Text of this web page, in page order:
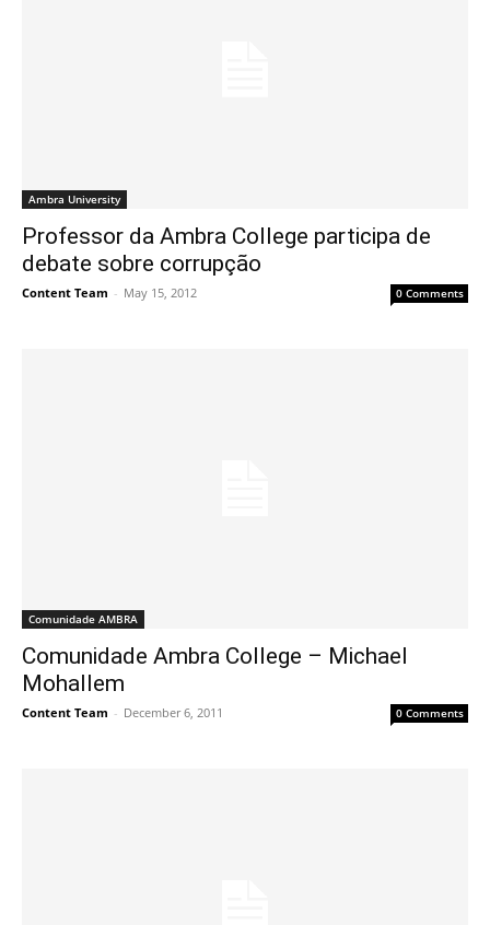
Ambra University
Professor da Ambra College participa de
debate sobre corrupção
Content Team - May 15, 2012 0 Comments
Comunidade AMBRA
Comunidade Ambra College – Michael
Mohallem
Content Team - December 6, 2011 0 Comments